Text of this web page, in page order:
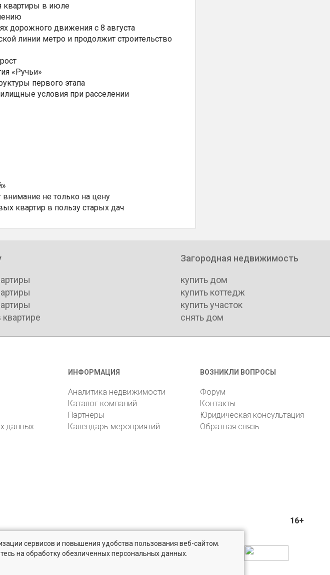
квартиры в июле
дорожного движения с 8 августа
линии метро и продолжит строительство
«Ручьи»
первого этапа
условия при расселении
не только на цену
квартир в пользу старых дач
квартире
Загородная недвижимость
купить дом
купить коттедж
купить участок
снять дом
данных
ИНФОРМАЦИЯ
Аналитика недвижимости
Каталог компаний
Партнеры
Календарь мероприятий
ВОЗНИКЛИ ВОПРОСЫ
Форум
Контакты
Юридическая консультация
Обратная связь
16+
1 reklama@bn.ru
сервисов и повышения удобства пользования веб-сайтом.
на обработку обезличенных персональных данных.